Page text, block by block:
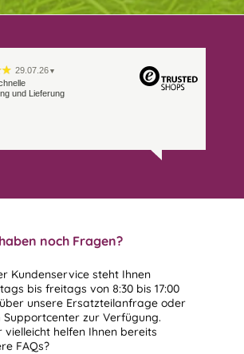
29.07.26 ▼
und Lieferung
noch Fragen?
Kundenservice steht Ihnen
bis freitags von 8:30 bis 17:00
unsere Ersatzteilanfrage oder
Supportcenter zur Verfügung.
vielleicht helfen Ihnen bereits
FAQs?